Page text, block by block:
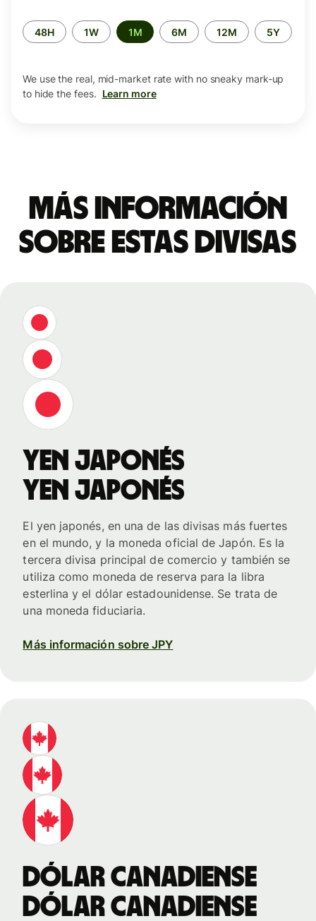
Time
period
48H 1W 1M 6M 12M 5Y
We use the real, mid-market rate with no sneaky mark-up
to hide the fees. Learn more
Más información
sobre estas divisas
yen japonés
yen japonés
El yen japonés, en una de las divisas más fuertes
en el mundo, y la moneda oficial de Japón. Es la
tercera divisa principal de comercio y también se
utiliza como moneda de reserva para la libra
esterlina y el dólar estadounidense. Se trata de
una moneda fiduciaria.
Más información sobre JPY
dólar canadiense
dólar canadiense